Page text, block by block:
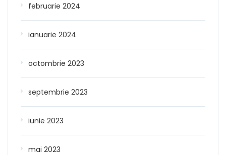
februarie 2024
ianuarie 2024
octombrie 2023
septembrie 2023
iunie 2023
mai 2023